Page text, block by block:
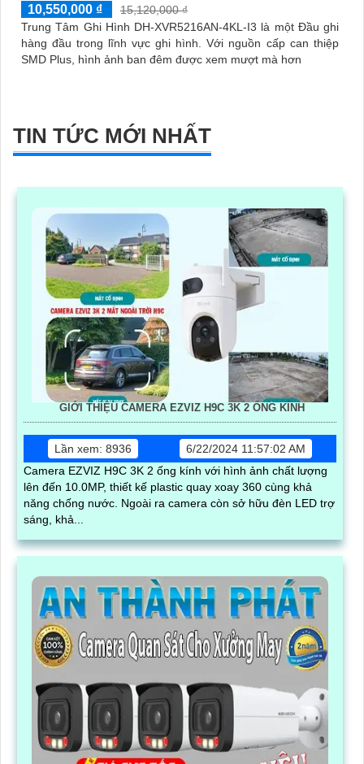
10,550,000 ₫
15,120,000 ₫
Trung Tâm Ghi Hình DH-XVR5216AN-4KL-I3 là một Đầu ghi
hàng đầu trong lĩnh vực ghi hình. Với nguồn cấp can thiệp
SMD Plus, hình ảnh ban đêm được xem mượt mà hơn
TIN TỨC MỚI NHẤT
GIỚI THIỆU CAMERA EZVIZ H9C 3K 2 ỐNG KÍNH
Lần xem: 8936
6/22/2024 11:57:02 AM
Camera EZVIZ H9C 3K 2 ống kính với hình ảnh chất lượng
lên đến 10.0MP, thiết kế plastic quay xoay 360 cùng khả
năng chống nước. Ngoài ra camera còn sở hữu đèn LED trợ
sáng, khả...